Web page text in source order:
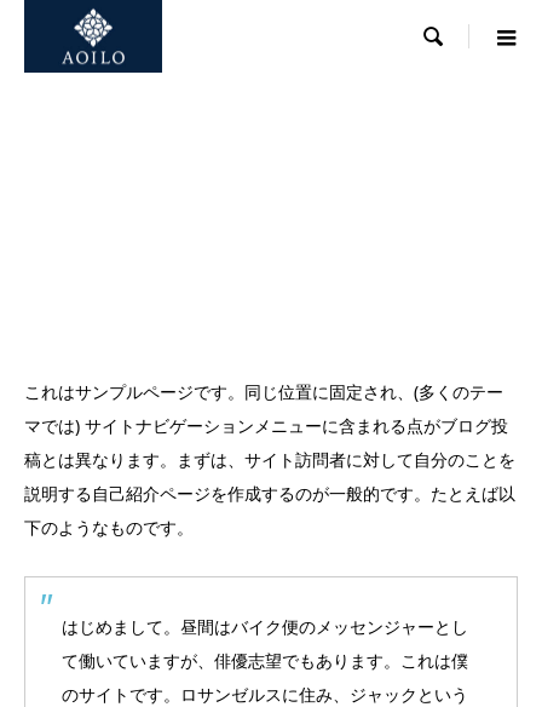

これはサンプルページです。同じ位置に固定され、(多くのテー
マでは) サイトナビゲーションメニューに含まれる点がブログ投
稿とは異なります。まずは、サイト訪問者に対して自分のことを
説明する自己紹介ページを作成するのが一般的です。たとえば以
下のようなものです。
はじめまして。昼間はバイク便のメッセンジャーとし
て働いていますが、俳優志望でもあります。これは僕
のサイトです。ロサンゼルスに住み、ジャックという